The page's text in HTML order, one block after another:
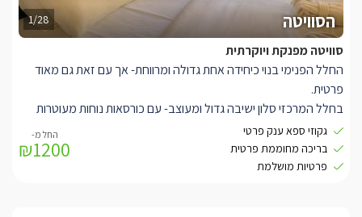
1/28 הסוויטה
סוויטה מפנקת ויוקרתית
החלל הפנימי בנוי כיחידה אחת גדולה ומרווחת- אך עם זאת גם מאוד
פרטית.
בחלל המרכזי סלון ישיבה גדול ומעוצב- עם כורסאות נוחות מעוטרות
שושנים, כריות, ווילונות בסגנון וינטג' מרהיב.
עם ריצוף פרקט עץ אפרפר, שולחן תה מעץ מלא, ורהיטים שיעשו לכם
את האווירה חלומית וכפרית גם יחד.
גקוזי ספא ענק פרטי
בריכה מחוממת פרטית
פרטיות מושלמת
₪1200